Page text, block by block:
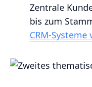
Zentrale
bis zum